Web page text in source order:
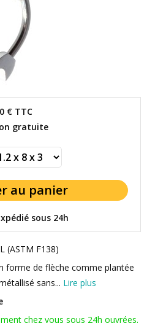
€ TTC
gratuite
sous 24h
(ASTM F138)
forme de flèche comme plantée
sans... Lire plus
chez vous sous 24h ouvrées.